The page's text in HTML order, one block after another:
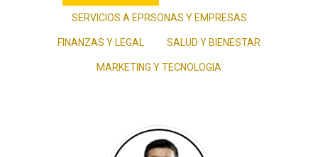
SERVICIOS A EPRSONAS Y EMPRESAS
FINANZAS Y LEGAL SALUD Y BIENESTAR
MARKETING Y TECNOLOGIA